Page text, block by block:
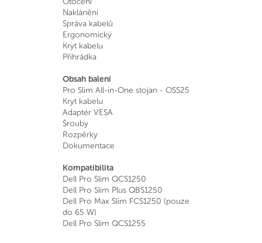
Naklánění
Správa kabelů
Ergonomický
Kryt kabelu
Přihrádka
Obsah balení
Pro Slim All-in-One stojan - OSS25
Kryt kabelu
Adaptér VESA
Šrouby
Rozpěrky
Dokumentace
Kompatibilita
Dell Pro Slim QCS1250
Dell Pro Slim Plus QBS1250
Dell Pro Max Slim FCS1250 (pouze
do 65 W)
Dell Pro Slim QCS1255